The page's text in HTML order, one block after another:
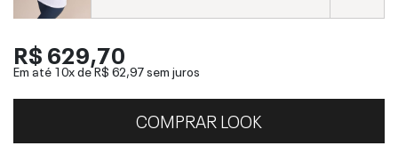
R$ 629,70
Em até 10x deR$ 62,97sem juros
COMPRAR LOOK